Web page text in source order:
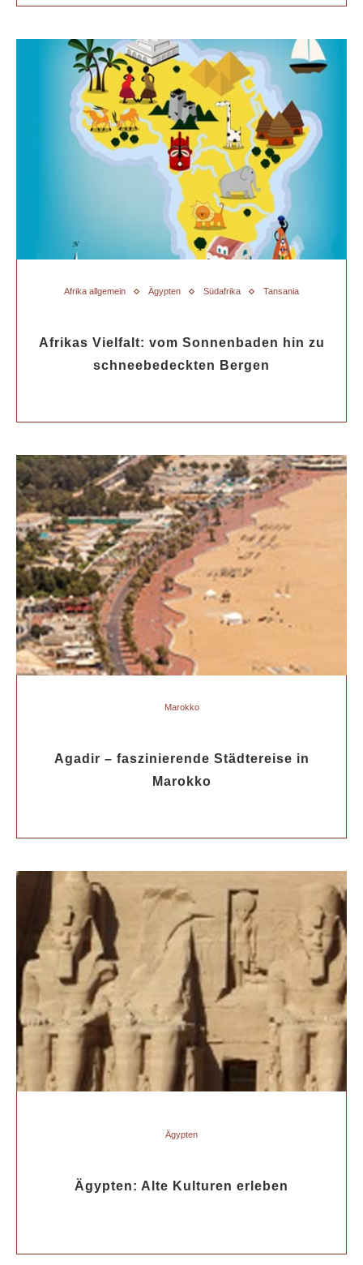
Afrika allgemein Ägypten Südafrika Tansania
Afrikas Vielfalt: vom Sonnenbaden hin zu
schneebedeckten Bergen
Marokko
Agadir – faszinierende Städtereise in
Marokko
Ägypten
Ägypten: Alte Kulturen erleben